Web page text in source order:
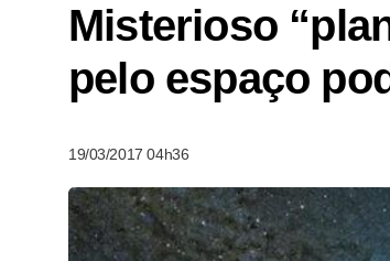
Misterioso
pelo espaço
19/03/2017 04h36